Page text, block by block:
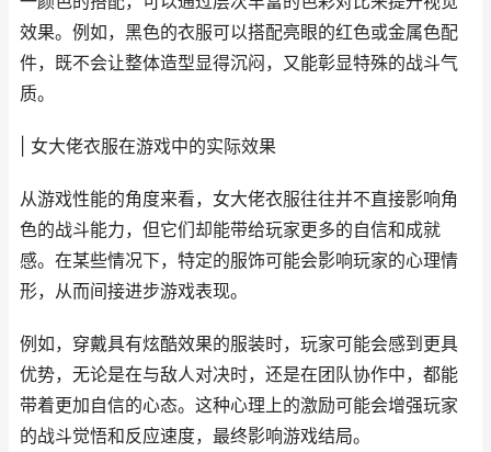
效果。例如，黑色的衣服可以搭配亮眼的红色或金属色配
件，既不会让整体造型显得沉闷，又能彰显特殊的战斗气
质。
| 女大佬衣服在游戏中的实际效果
从游戏性能的角度来看，女大佬衣服往往并不直接影响角
色的战斗能力，但它们却能带给玩家更多的自信和成就
感。在某些情况下，特定的服饰可能会影响玩家的心理情
形，从而间接进步游戏表现。
例如，穿戴具有炫酷效果的服装时，玩家可能会感到更具
优势，无论是在与敌人对决时，还是在团队协作中，都能
带着更加自信的心态。这种心理上的激励可能会增强玩家
的战斗觉悟和反应速度，最终影响游戏结局。